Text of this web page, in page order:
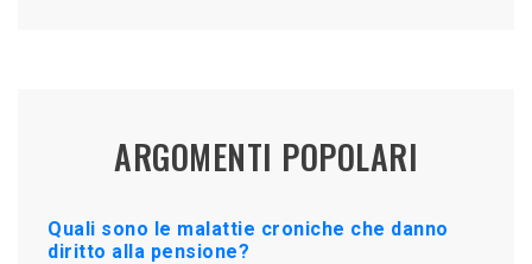
ARGOMENTI POPOLARI
Quali sono le malattie croniche che danno
diritto alla pensione?